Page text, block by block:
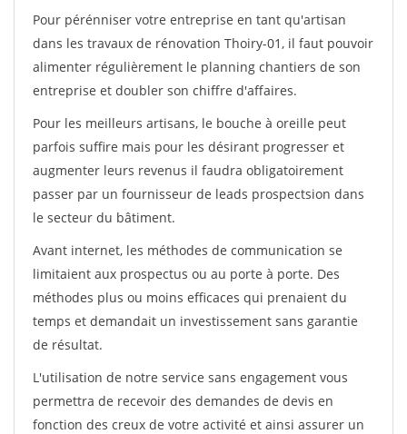
Pour pérénniser votre entreprise en tant qu'artisan
dans les travaux de rénovation Thoiry-01, il faut pouvoir
alimenter régulièrement le planning chantiers de son
entreprise et doubler son chiffre d'affaires.
Pour les meilleurs artisans, le bouche à oreille peut
parfois suffire mais pour les désirant progresser et
augmenter leurs revenus il faudra obligatoirement
passer par un fournisseur de leads prospectsion dans
le secteur du bâtiment.
Avant internet, les méthodes de communication se
limitaient aux prospectus ou au porte à porte. Des
méthodes plus ou moins efficaces qui prenaient du
temps et demandait un investissement sans garantie
de résultat.
L'utilisation de notre service sans engagement vous
permettra de recevoir des demandes de devis en
fonction des creux de votre activité et ainsi assurer un